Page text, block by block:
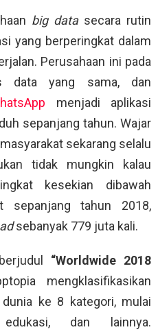
big datasecara rutin
yang berperingkat dalam
Perusahaan ini pada
data yang sama, dan
menjadi aplikasi
sepanjang tahun. Wajar
sekarang selalu
tidak mungkin kalau
kesekian dibawah
sepanjang tahun 2018,
sebanyak 779 juta kali.
“Worldwide 2018
mengklasifikasikan
ke 8 kategori, mulai
dan lainnya.